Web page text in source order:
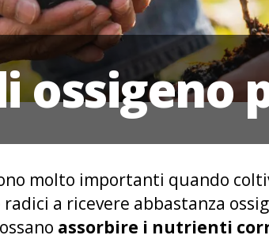
ossigeno
molto importanti quando
a ricevere abbastanza
assorbire i nutrienti